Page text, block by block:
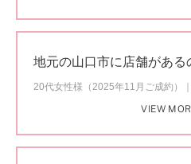
地元の山口市に店舗がある
20代女性様（2025年11月ご成約）
VIEW